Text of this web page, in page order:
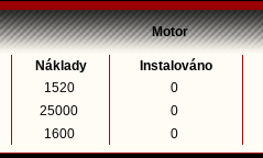
Motor
Náklady Instalováno
1520 0
25000 0
1600 0